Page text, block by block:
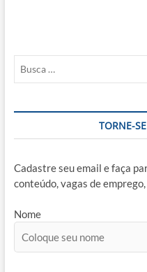
TORNE-
Cadastre seu email e faça
conteúdo, vagas de
Nome